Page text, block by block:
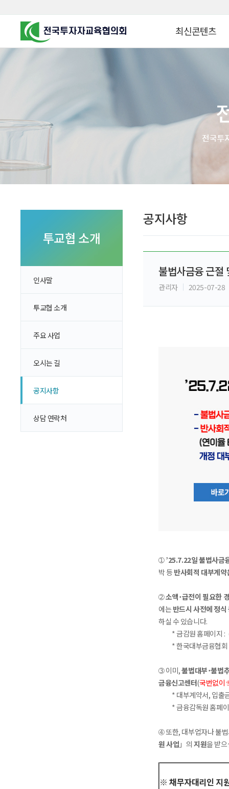
알고 투자하면
KOREA COUNCIL FOR
INVESTOR EDUCATION
최신콘텐츠
금융투자 HOWTO
군장병 금융투자 아
자립준비청년을 위한
1:1 자산관리법
실전투자 Insight
투교협 소개
인사말
투교협 소개
주요 사업
오시는 길
공지사항
상담 연락처
공지사항
불법사금융 근절
관리자 2025-07-28
➀’25.7.22일 불법사금
박 등 반사회적 대부계
➁소액･급전이 필요한
에는반드시 사전에 정
하실 수 있습니다.
* 금감원 홈페이지 :
* 한국대부금융협회
➂ 이미,불법대부･불법
금융신고센터(국번없
* 대부계약서, 입출금
* 금융감독원 홈페
➃ 또한, 대부업자나 불
원 사업 」의지원을 받
※ 채무자대리인 지